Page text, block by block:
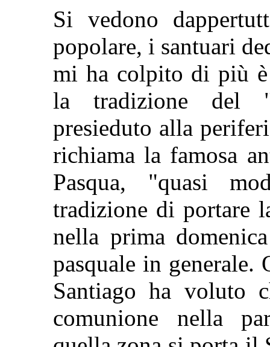
Si vedono
popolare, i santuari
mi ha colpito di più
la tradizione del
presieduto alla
richiama la famosa
Pasqua, "quasi
tradizione di portare
nella prima
pasquale in generale.
Santiago ha voluto
comunione nella